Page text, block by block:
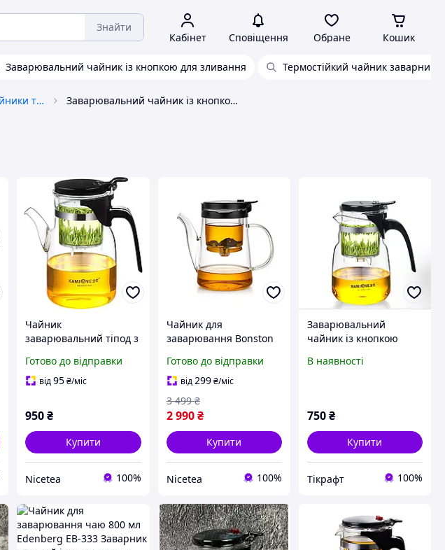
Знайти
Кабінет Сповіщення Обране Кошик
Заварювальний чайник із кнопкою для зливання Термостійкий чайник заварник
Кавники, заварювальні чайники та аксесуари Заварювальний чайник із кнопкою типод
Чайник
заварювальний тіпод з
K-208 900 мл
Готово до відправки
від95₴/міс
950₴
Купити
Nicetea 100%
Чайник для
заварювання Bonston
мл зі скляною
внутрішньою колбою
для чаю з кнопкою
Готово до відправки
від299 ₴/міс
2 990 ₴
3 499 ₴
Купити
Nicetea 100%
Заварювальний
чайник із кнопкою
мл TP-838
В наявності
750₴
Купити
Тікрафт 100%